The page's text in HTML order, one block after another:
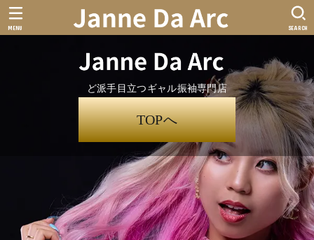
SEARCH
MENU
ど派手目立つギャル振袖専門店
TOPへ